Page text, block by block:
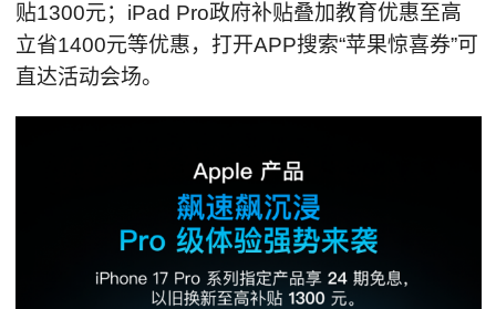
贴1300元；iPad Pro政府补贴叠加教育优惠至高
立省1400元等优惠，打开APP搜索“苹果惊喜券”可
直达活动会场。